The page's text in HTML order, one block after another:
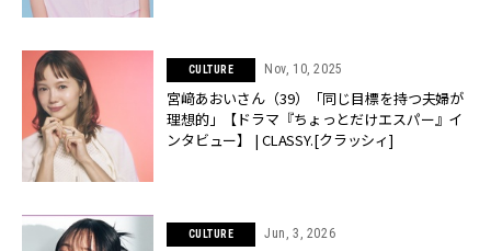
CULTURE Nov, 10, 2025
宮﨑あおいさん（39）「同じ目標を持つ夫婦が
理想的」【ドラマ『ちょっとだけエスパー』イ
ンタビュー】 | CLASSY.[クラッシィ]
CULTURE Jun, 3, 2026